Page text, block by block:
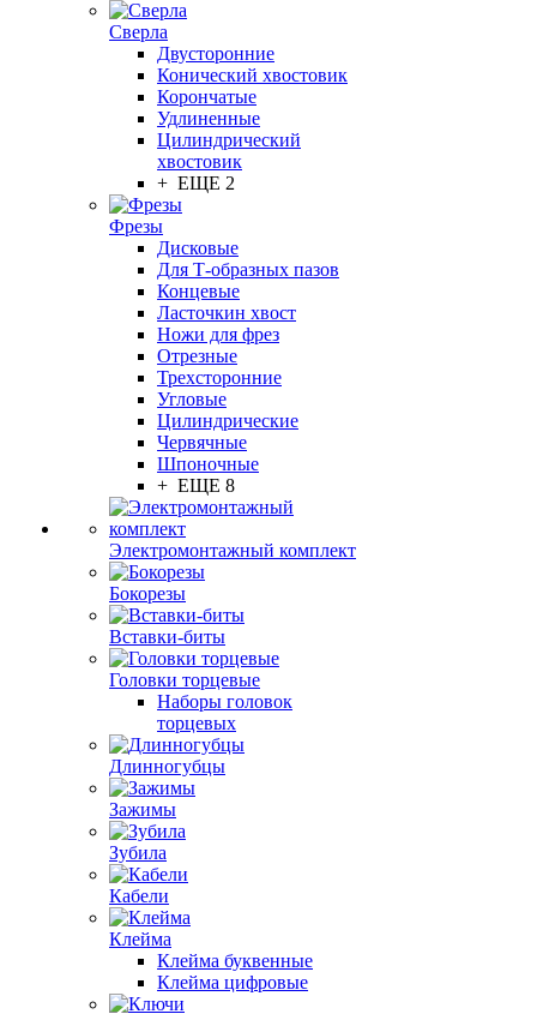
Сверла
Двусторонние
Конический хвостовик
Корончатые
Удлиненные
Цилиндрический
хвостовик
+ ЕЩЕ 2
Фрезы
Дисковые
Для Т-образных пазов
Концевые
Ласточкин хвост
Ножи для фрез
Отрезные
Трехсторонние
Угловые
Цилиндрические
Червячные
Шпоночные
+ ЕЩЕ 8
Электромонтажный комплект
Бокорезы
Вставки-биты
Головки торцевые
Наборы головок
торцевых
Длинногубцы
Зажимы
Зубила
Кабели
Клейма
Клейма буквенные
Клейма цифровые